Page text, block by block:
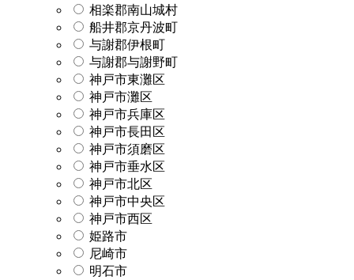
相楽郡南山城村
船井郡京丹波町
与謝郡伊根町
与謝郡与謝野町
神戸市東灘区
神戸市灘区
神戸市兵庫区
神戸市長田区
神戸市須磨区
神戸市垂水区
神戸市北区
神戸市中央区
神戸市西区
姫路市
尼崎市
明石市